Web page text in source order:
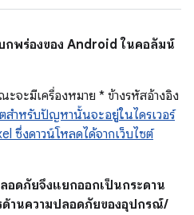
กพร่องของ Android ในคอลัมน์
จะมีเครื่องหมาย * ข้างรหัสอ้างอิง
สำหรับปัญหานั้นจะอยู่ในไดรเวอร์
ซึ่งดาวน์โหลดได้จากเว็บไซต์
อดภัยจึงแยกออกเป็นกระดาน
ด้านความปลอดภัยของอุปกรณ์/